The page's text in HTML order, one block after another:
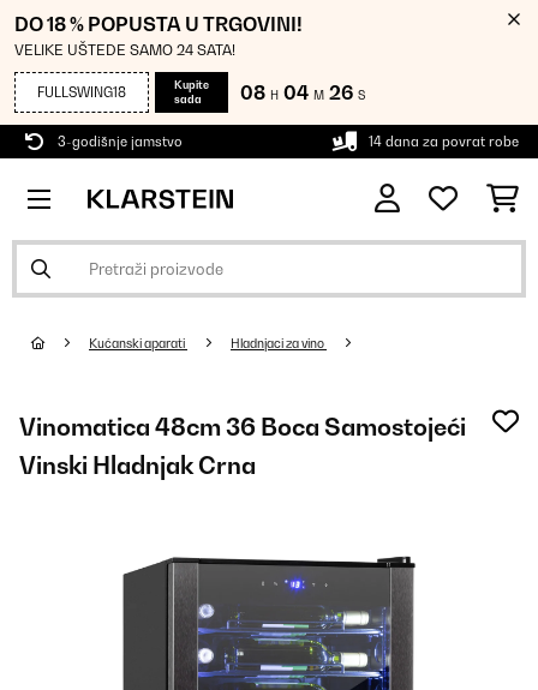
DO 18 % POPUSTA U TRGOVINI!
VELIKE UŠTEDE SAMO 24 SATA!
FULLSWING18
Kupite
sada
08 H 04 M 25 S
3-godišnje jamstvo 14 dana za povrat robe
Kućanski aparati Hladnjaci za vino
Vinomatica 48cm 36 Boca Samostojeći
Vinski Hladnjak Crna